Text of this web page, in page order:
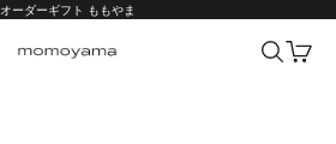
オーダーギフト ももやま
オーダーギフト ももやま 本店 検索カート